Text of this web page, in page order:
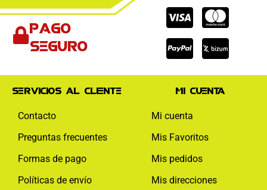
Pago
seguro
Cc-
visa
Cc-
Cc-
paypal
Servicios al cliente
Contacto
Preguntas frecuentes
Formas de pago
Políticas de envío
Mi cuenta
Mi cuenta
Mis Favoritos
Mis pedidos
Mis direcciones